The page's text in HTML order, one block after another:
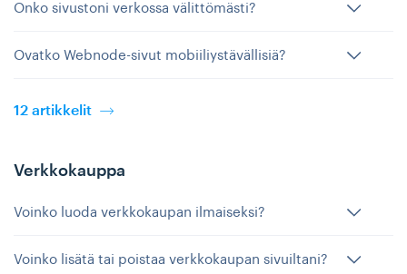
Onko sivustoni verkossa välittömästi?
Ovatko Webnode-sivut mobiiliystävällisiä?
12 artikkelit
Verkkokauppa
Voinko luoda verkkokaupan ilmaiseksi?
Voinko lisätä tai poistaa verkkokaupan sivuiltani?